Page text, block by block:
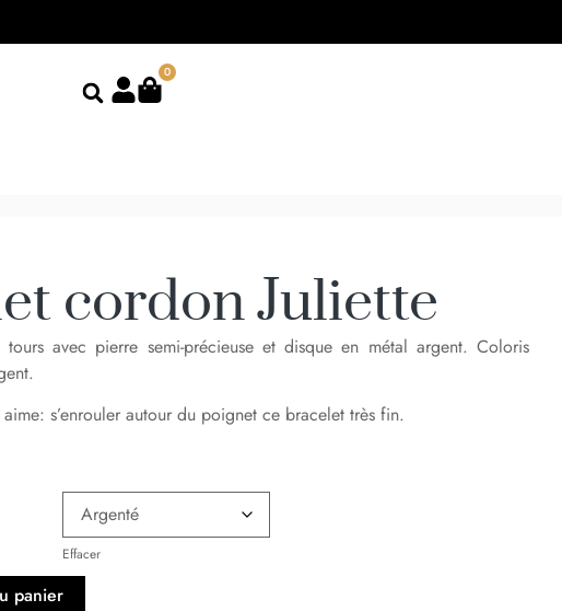
0
cordon Juliette
avec pierre semi-précieuse et disque en métal argent. Coloris
s’enrouler autour du poignet ce bracelet très fin.
Effacer
panier